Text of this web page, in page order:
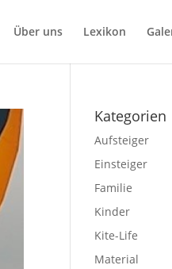
Über uns Lexikon
Kategorien
Aufsteiger
Einsteiger
Familie
Kinder
Kite-Life
Material